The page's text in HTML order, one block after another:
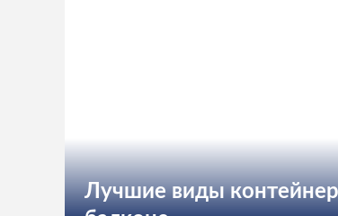
Лучшие виды